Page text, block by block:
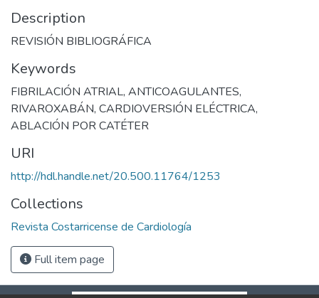
Description
REVISIÓN BIBLIOGRÁFICA
Keywords
FIBRILACIÓN ATRIAL, ANTICOAGULANTES,
RIVAROXABÁN, CARDIOVERSIÓN ELÉCTRICA,
ABLACIÓN POR CATÉTER
URI
http://hdl.handle.net/20.500.11764/1253
Collections
Revista Costarricense de Cardiología
Full item page